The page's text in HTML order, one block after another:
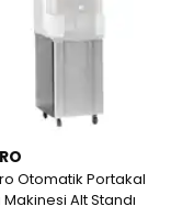
Otomatik Portakal
Makinesi Alt Standı